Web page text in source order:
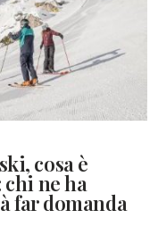
cosa è
chi ne ha
far domanda